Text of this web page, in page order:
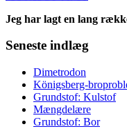
Jeg har lagt en lang
Seneste indlæg
Dimetrodon
Königsberg-
Grundstof: Kulstof
Mængdelære
Grundstof: Bor